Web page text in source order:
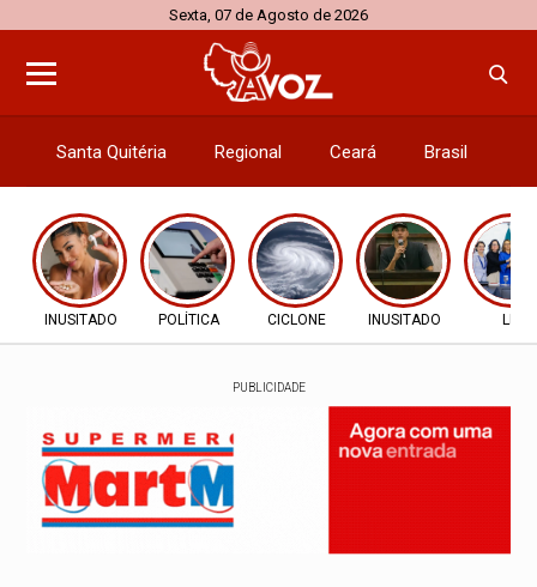
Sexta, 07 de Agosto de 2026
Santa Quitéria Regional Ceará Brasil
INUSITADO POLÍTICA CICLONE INUSITADO LEI
PUBLICIDADE